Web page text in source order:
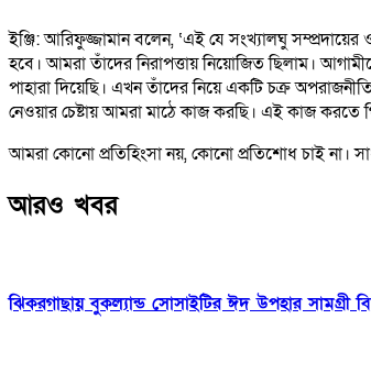
ইঞ্জি: আরিফুজ্জামান বলেন, ‘এই যে সংখ্যালঘু
হবে। আমরা তাঁদের নিরাপত্তায় নিয়োজিত ছিলাম।
পাহারা দিয়েছি। এখন তাঁদের নিয়ে একটি চক্র
নেওয়ার চেষ্টায় আমরা মাঠে কাজ করছি। এই কাজ করতে
আমরা কোনো প্রতিহিংসা নয়, কোনো প্রতিশোধ চাই না।
আরও খবর
ঝিকরগাছায় বুকল্যান্ড সোসাইটির ঈদ উপহার সামগ্রী